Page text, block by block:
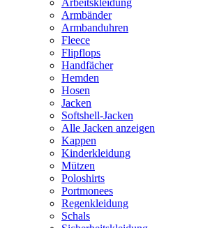
Arbeitskleidung
Armbänder
Armbanduhren
Fleece
Flipflops
Handfächer
Hemden
Hosen
Jacken
Softshell-Jacken
Alle Jacken anzeigen
Kappen
Kinderkleidung
Mützen
Poloshirts
Portmonees
Regenkleidung
Schals